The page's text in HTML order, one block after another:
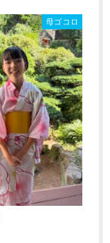
母ゴコロ